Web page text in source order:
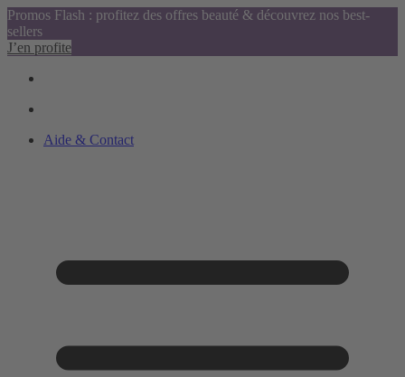
Promos Flash : profitez des offres beauté & découvrez nos best-
sellers
J’en profite
Aide & Contact